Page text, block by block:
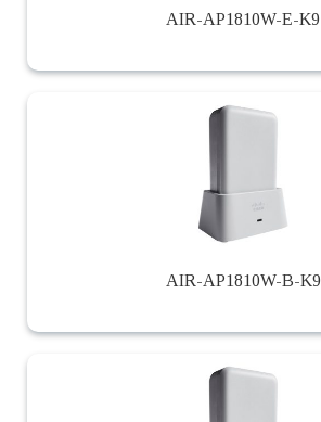
AIR-AP1810W-E-K9
AIR-AP1810W-B-K9